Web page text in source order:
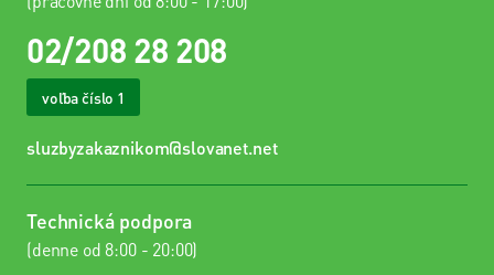
nástroje
02/208 28 208
voľba číslo 1
sluzbyzakaznikom@slovanet.net
Technická podpora
(denne od 8:00 - 20:00)